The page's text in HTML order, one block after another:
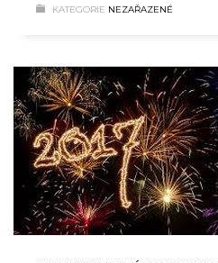
KATEGORIE NEZAŘAZENÉ